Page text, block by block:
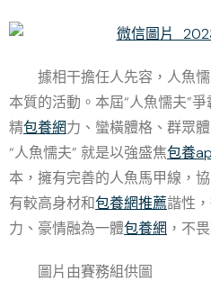
據相干擔任人先容，人魚
本質的活動。本屆“人魚懦夫”
精包養網力、蠻橫體格、群眾
“人魚懦夫” 就是以強盛焦包養
本，擁有完善的人魚馬甲線，
有較高身材和包養網推薦諧性
力、豪情融為一體包養網 ，不
圖片由賽務組供圖